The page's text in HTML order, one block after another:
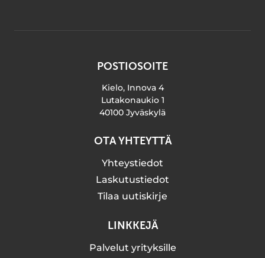
POSTIOSOITE
Kielo, Innova 4
Lutakonaukio 1
40100 Jyväskylä
OTA YHTEYTTÄ
Yhteystiedot
Laskutustiedot
Tilaa uutiskirje
LINKKEJÄ
Palvelut yrityksille